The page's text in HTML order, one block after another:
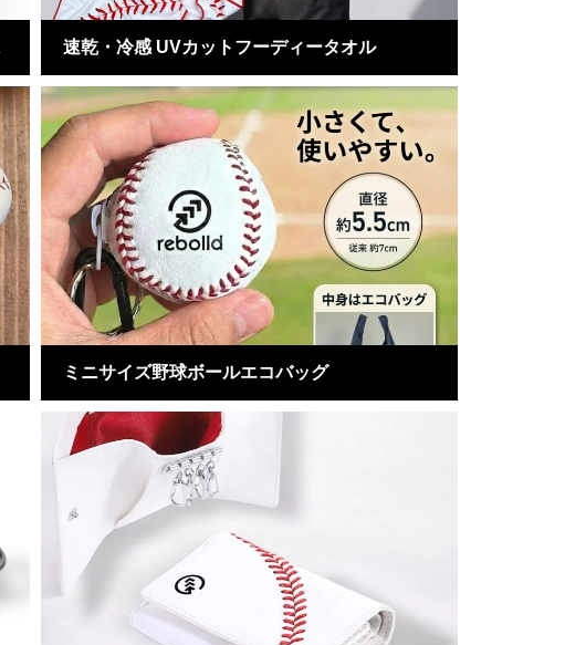
速乾・冷感 UVカットフーディータオル
ミニサイズ野球ボールエコバッグ